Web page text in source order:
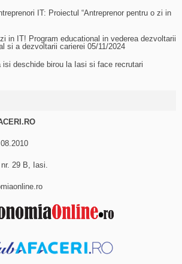
IT: Proiectul “Antreprenor pentru o zi in
in IT! Program educational in vederea dezvoltarii
si a dezvoltarii carierei 05/11/2024
isi deschide birou la Iasi si face recrutari
29 B, Iasi.